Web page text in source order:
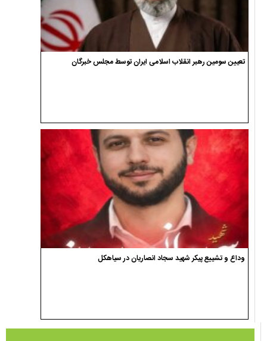
تعیین سومین رهبر انقلاب اسلامی ایران توسط مجلس خبرگان
وداع و تشییع پیکر شهید سجاد انصاریان در سیاهکل